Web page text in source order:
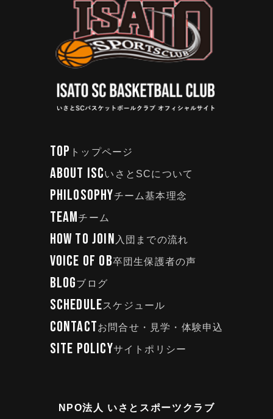
TOP トップページ
ABOUT ISCいさとSCについて
PHILOSOPHYチーム基本理念
TEAMチーム
HOW TO JOIN 入団までの流れ
VOICE OF OB卒団生保護者の声
BLOGブログ
SCHEDULEスケジュール
CONTACT お問合せ・見学・体験申込
SITE POLICYサイトポリシー
NPO法人 いさとスポーツクラブ